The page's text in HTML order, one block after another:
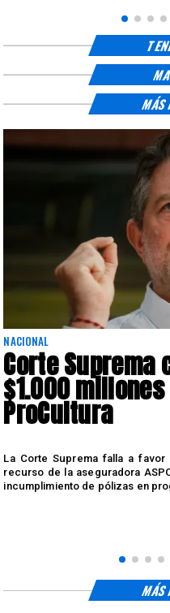
NACIONAL
Corte Suprema
$1.000
ProCultura
La Corte Suprema falla a
recurso de la aseguradora
incumplimiento de pólizas en
MÁS
MÁS